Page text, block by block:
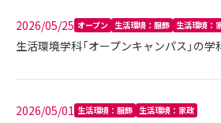
2026/05/25 オープン 生活環境：服飾 生活環境：
生活環境学科「オープンキャンパス」の
2026/05/01 生活環境：服飾 生活環境：家政